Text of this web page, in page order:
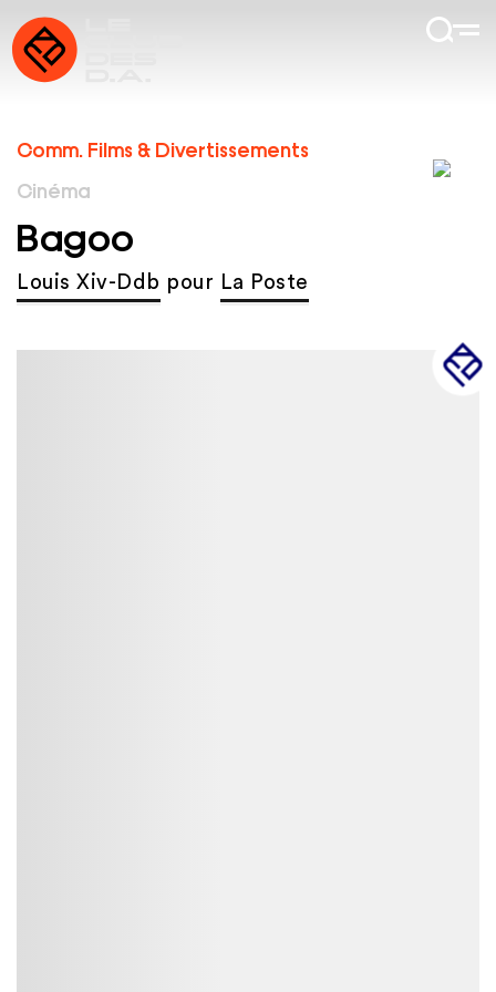
Comm. Films & Divertissements
Cinéma
Bagoo
Louis Xiv-Ddb pour La Poste